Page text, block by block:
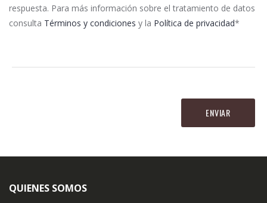
respuesta. Para más información sobre el tratamiento de datos
consulta Términos y condiciones y la Política de privacidad*
QUIENES SOMOS